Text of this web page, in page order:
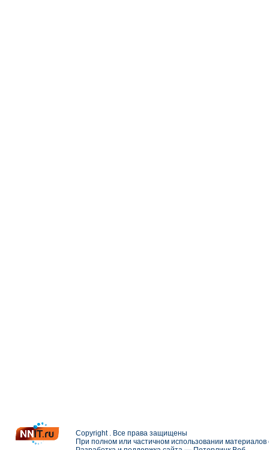
Copyright . Все права защищены
При полном или частичном использовании